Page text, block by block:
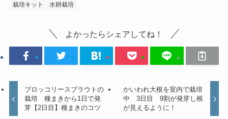
栽培キット
水耕栽培
よかったらシェアしてね！
ブロッコリースプラウトの
栽培 種まきから1日で発
芽【2日目】種まきのコツ
かいわれ大根を室内で栽培
中 3日目 9割が発芽し根
が見えるように！